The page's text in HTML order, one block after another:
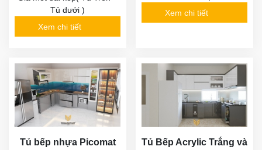
Tủ dưới )
Xem chi tiết
Xem chi tiết
Tủ bếp nhựa Picomat
Tủ Bếp Acrylic Trắng và